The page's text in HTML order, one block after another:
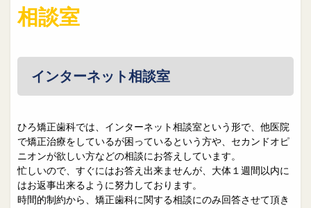
院内探検
アクセス・案内
矯正治療のリスク
皆さんの声 求人
院長日誌 治療相談
相談室
インターネット相談室
ひろ矯正歯科では、インターネット相談室という形で、他医院
で矯正治療をしているが困っているという方や、セカンドオピ
ニオンが欲しい方などの相談にお答えしています。
忙しいので、すぐにはお答え出来ませんが、大体１週間以内に
はお返事出来るように努力しております。
時間的制約から、矯正歯科に関する相談にのみ回答させて頂き